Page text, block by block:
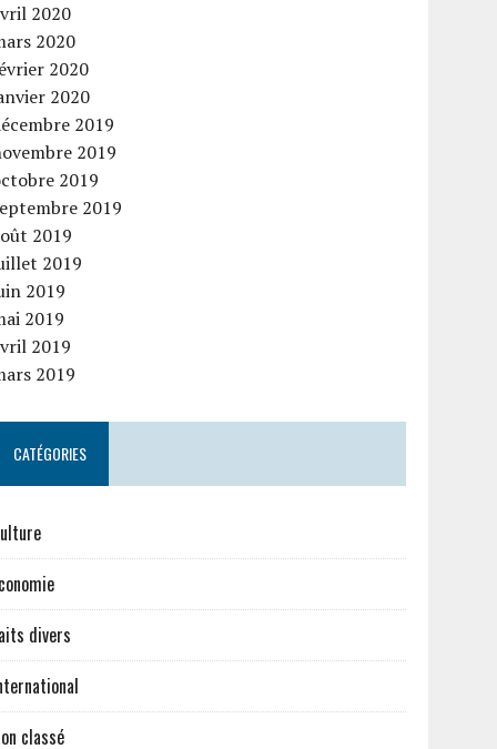
2020
2020
2020
2020
2019
2019
2019
2019
2019
2019
2019
2019
2019
2019
CATÉGORIES
divers
classé